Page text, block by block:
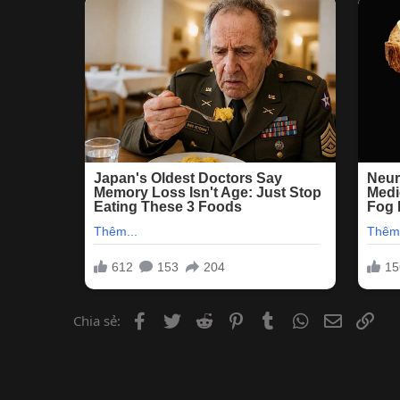
Chia sẻ: Facebook
Twitter Reddit PinterestTumblr WhatsApp
Email